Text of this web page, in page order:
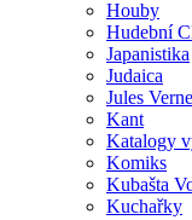
Houby
Hudební
Japanistika
Judaica
Jules Verne
Kant
Katalogy
Komiks
Kubašta
Kuchařky